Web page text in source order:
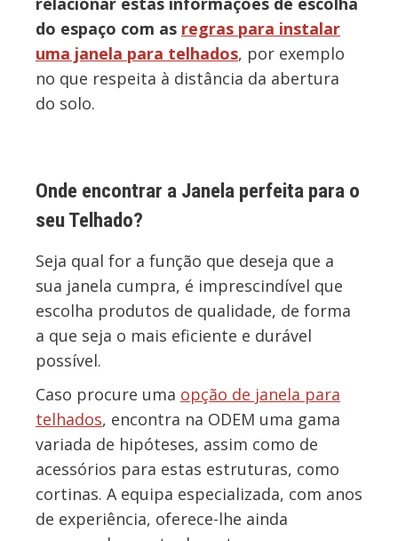
do espaço com as regras para instalar
uma janela para telhados, por exemplo
no que respeita à distância da abertura
do solo.
Onde encontrar a Janela perfeita para o
seu Telhado?
Seja qual for a função que deseja que a
sua janela cumpra, é imprescindível que
escolha produtos de qualidade, de forma
a que seja o mais eficiente e durável
possível.
Caso procure uma opção de janela para
telhados, encontra na ODEM uma gama
variada de hipóteses, assim como de
acessórios para estas estruturas, como
cortinas. A equipa especializada, com anos
de experiência, oferece-lhe ainda